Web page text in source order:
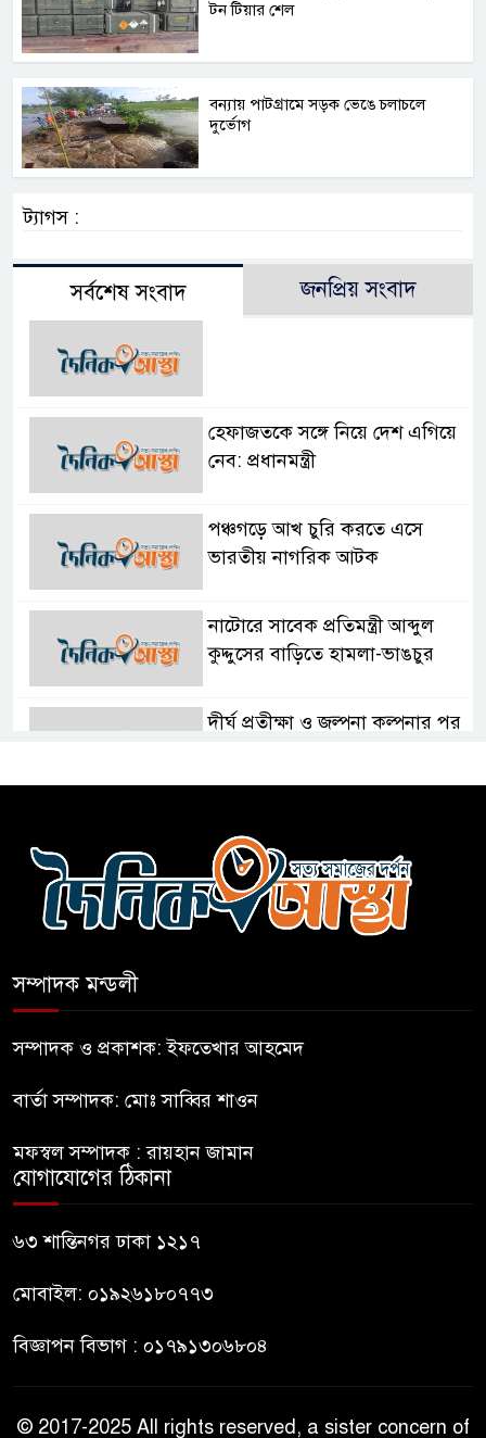
টন টিয়ার শেল
বন্যায় পাটগ্রামে সড়ক ভেঙে চলাচলে
দুর্ভোগ
ট্যাগস :
সর্বশেষ সংবাদ জনপ্রিয় সংবাদ
হেফাজতকে সঙ্গে নিয়ে দেশ এগিয়ে
নেব: প্রধানমন্ত্রী
পঞ্চগড়ে আখ চুরি করতে এসে
ভারতীয় নাগরিক আটক
নাটোরে সাবেক প্রতিমন্ত্রী আব্দুল
কুদ্দুসের বাড়িতে হামলা-ভাঙচুর
দীর্ঘ প্রতীক্ষা ও জল্পনা কল্পনার পর
ফুলবাড়িয়া জামায়াতের আমীরসহ
কারাগারে-৩
নতুন আশা’র কক্সবাজার ব্যুরো
দিলো প্রশাসন
আটক-১
সম্পাদক মন্ডলী
সম্পাদক ও প্রকাশক: ইফতেখার আহমেদ
বার্তা সম্পাদক: মোঃ সাব্বির শাওন
মফস্বল সম্পাদক : রায়হান জামান
যোগাযোগের ঠিকানা
৬৩ শান্তিনগর ঢাকা ১২১৭
মোবাইল: ০১৯২৬১৮০৭৭৩
বিজ্ঞাপন বিভাগ : ০১৭৯১৩০৬৮০৪
© 2017-2025 All rights reserved, a sister concern of